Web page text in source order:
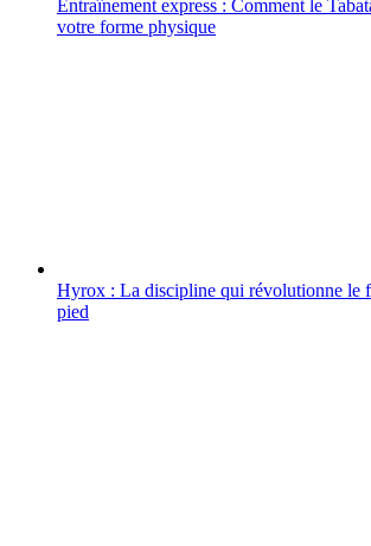
Entraînement express : Comment le
votre forme physique
Hyrox : La discipline qui révolutionne le
pied